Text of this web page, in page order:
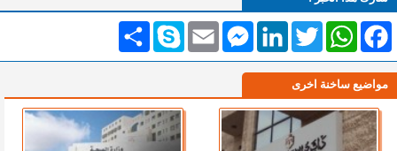
انشر Skype Email
MessengerLinkedInTwitterWhatsAppFacebook
مواضيع ساخنة اخرى